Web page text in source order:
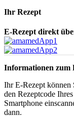
Ihr Rezept
E-Rezept direkt
Informationen zum
Ihr E-Rezept können
den Rezeptcode
Smartphone
dann.